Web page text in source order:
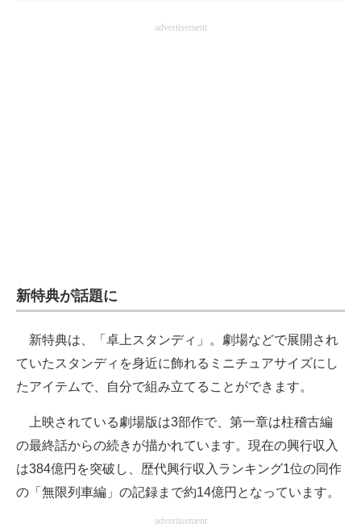
製造業のIT導入・活用を支援advertisement
新特典が話題に
新特典は、「卓上スタンディ」。劇場などで展開され
ていたスタンディを身近に飾れるミニチュアサイズにし
たアイテムで、自分で組み立てることができます。
上映されている劇場版は3部作で、第一章は柱稽古編
の最終話からの続きが描かれています。現在の興行収入
は384億円を突破し、歴代興行収入ランキング1位の同作
の「無限列車編」の記録まで約14億円となっています。
advertisement